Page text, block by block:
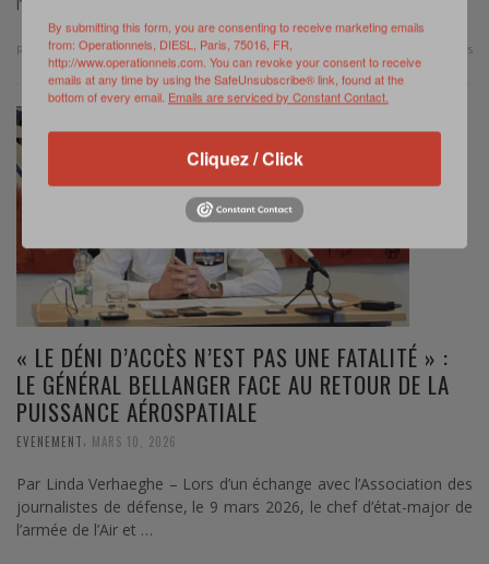
Read more 0 Comments
« LE DÉNI D’ACCÈS N’EST PAS UNE FATALITÉ » :
LE GÉNÉRAL BELLANGER FACE AU RETOUR DE LA
PUISSANCE AÉROSPATIALE
EVENEMENT MARS 10, 2026
Par Linda Verhaeghe – Lors d’un échange avec l’Association des
journalistes de défense, le 9 mars 2026, le chef d’état-major de
l’armée de l’Air et …
By submitting this form, you are consenting to receive marketing emails
from: Operationnels, DIESL, Paris, 75016, FR,
http://www.operationnels.com. You can revoke your consent to receive
emails at any time by using the SafeUnsubscribe® link, found at the
bottom of every email. Emails are serviced by Constant Contact.
Cliquez / Click